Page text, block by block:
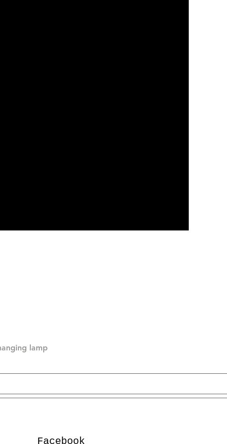
lamp
Facebook